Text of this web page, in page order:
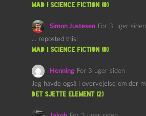
mad i science fiction (0)
Simon Justesen For 3 uger siden
… reposted this!
mad i science fiction (0)
Henning For 3 uger siden
det sjette element (2)